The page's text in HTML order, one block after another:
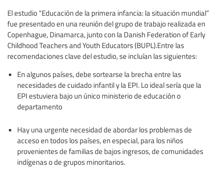
El estudio “Educación de la primera infancia: la situación mundial”
fue presentado en una reunión del grupo de trabajo realizada en
Copenhague, Dinamarca, junto con la Danish Federation of Early
Childhood Teachers and Youth Educators (BUPL).Entre las
recomendaciones clave del estudio, se incluían las siguientes:
En algunos países, debe sortearse la brecha entre las
necesidades de cuidado infantil y la EPI. Lo ideal sería que la
EPI estuviera bajo un único ministerio de educación o
departamento
Hay una urgente necesidad de abordar los problemas de
acceso en todos los países, en especial, para los niños
provenientes de familias de bajos ingresos, de comunidades
indígenas o de grupos minoritarios.